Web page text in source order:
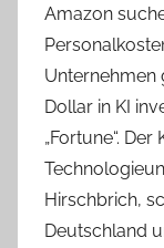
Amazon
Unternehmen
Dollar in KI
„Fortune“.
Hirschbrich,
Deutschland